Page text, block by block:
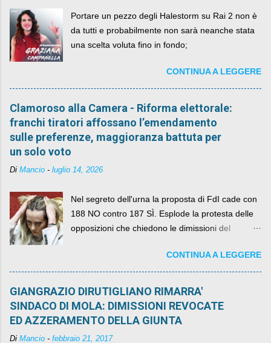
Portare un pezzo degli Halestorm su Rai 2 non è
da tutti e probabilmente non sarà neanche stata
una scelta voluta fino in fondo;
CONTINUA A LEGGERE
Clamoroso alla Camera - Riforma elettorale:
franchi tiratori affossano l’emendamento
sulle preferenze, maggioranza battuta per
un solo voto
Di Mancio - luglio 14, 2026
Nel segreto dell'urna la proposta di FdI cade con
188 NO contro 187 SÌ. Esplode la protesta delle
opposizioni che chiedono le dimissioni del
CONTINUA A LEGGERE
GIANGRAZIO DIRUTIGLIANO RIMARRA'
SINDACO DI MOLA: DIMISSIONI REVOCATE
ED AZZERAMENTO DELLA GIUNTA
Di Mancio - febbraio 21, 2017